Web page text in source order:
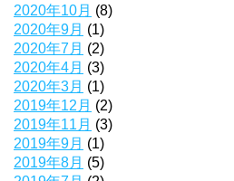
2020年10月 (8)
2020年9月 (1)
2020年7月 (2)
2020年4月 (3)
2020年3月 (1)
2019年12月 (2)
2019年11月 (3)
2019年9月 (1)
2019年8月 (5)